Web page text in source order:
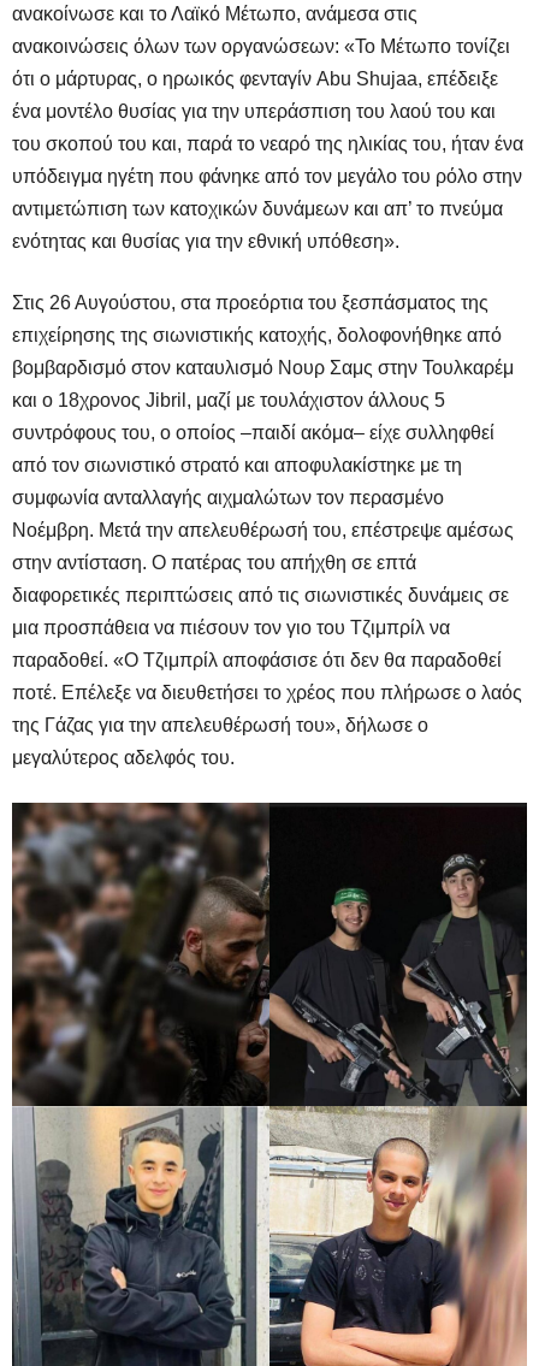
ανακοίνωσε και το Λαϊκό Μέτωπο, ανάμεσα στις
ανακοινώσεις όλων των οργανώσεων: «Το Μέτωπο τονίζει
ότι ο μάρτυρας, ο ηρωικός φενταγίν Abu Shujaa, επέδειξε
ένα μοντέλο θυσίας για την υπεράσπιση του λαού του και
του σκοπού του και, παρά το νεαρό της ηλικίας του, ήταν ένα
υπόδειγμα ηγέτη που φάνηκε από τον μεγάλο του ρόλο στην
αντιμετώπιση των κατοχικών δυνάμεων και απ’ το πνεύμα
ενότητας και θυσίας για την εθνική υπόθεση».
Στις 26 Αυγούστου, στα προεόρτια του ξεσπάσματος της
επιχείρησης της σιωνιστικής κατοχής, δολοφονήθηκε από
βομβαρδισμό στον καταυλισμό Νουρ Σαμς στην Τουλκαρέμ
και ο 18χρονος Jibril, μαζί με τουλάχιστον άλλους 5
συντρόφους του, ο οποίος –παιδί ακόμα– είχε συλληφθεί
από τον σιωνιστικό στρατό και αποφυλακίστηκε με τη
συμφωνία ανταλλαγής αιχμαλώτων τον περασμένο
Νοέμβρη. Μετά την απελευθέρωσή του, επέστρεψε αμέσως
στην αντίσταση. Ο πατέρας του απήχθη σε επτά
διαφορετικές περιπτώσεις από τις σιωνιστικές δυνάμεις σε
μια προσπάθεια να πιέσουν τον γιο του Τζιμπρίλ να
παραδοθεί. «Ο Τζιμπρίλ αποφάσισε ότι δεν θα παραδοθεί
ποτέ. Επέλεξε να διευθετήσει το χρέος που πλήρωσε ο λαός
της Γάζας για την απελευθέρωσή του», δήλωσε ο
μεγαλύτερος αδελφός του.